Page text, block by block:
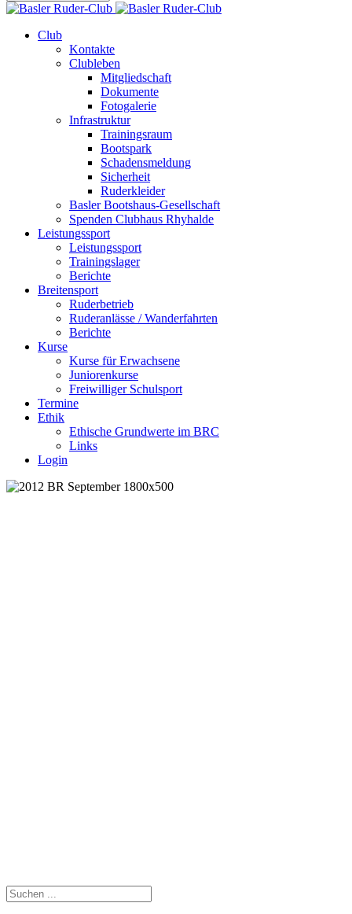
Club
Kontakte
Clubleben
Mitgliedschaft
Dokumente
Fotogalerie
Infrastruktur
Trainingsraum
Bootspark
Schadensmeldung
Sicherheit
Ruderkleider
Basler Bootshaus-Gesellschaft
Spenden Clubhaus Rhyhalde
Leistungssport
Leistungssport
Trainingslager
Berichte
Breitensport
Ruderbetrieb
Ruderanlässe / Wanderfahrten
Berichte
Kurse
Kurse für Erwachsene
Juniorenkurse
Freiwilliger Schulsport
Termine
Ethik
Ethische Grundwerte im BRC
Links
Login